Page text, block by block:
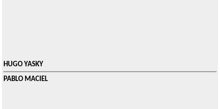
HUGO YASKY
PABLO MACIEL